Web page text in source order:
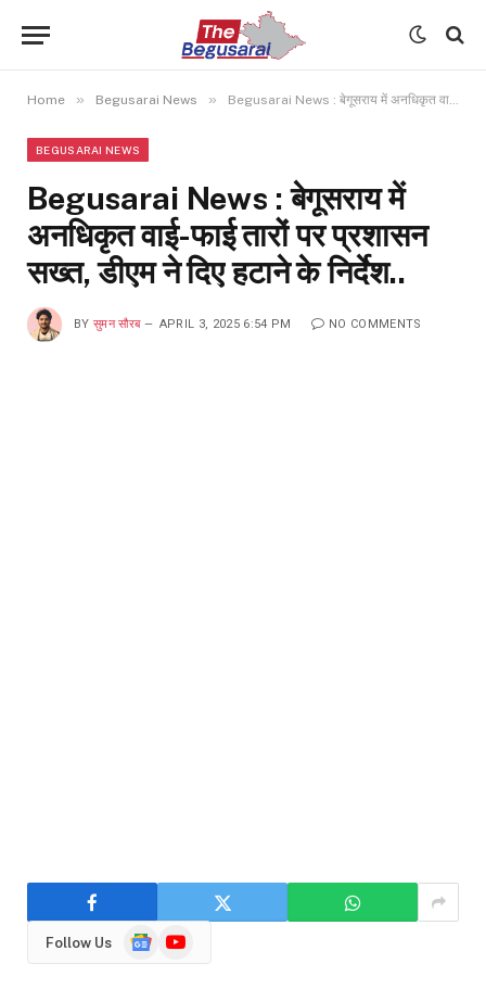
Home » Begusarai News » Begusarai News : बेगूसराय में अनधिकृत वाई-फाई तारों पर प्रशासन सख्त, डीएम ने दिए हटाने के निर्देश..
BEGUSARAI NEWS
Begusarai News : बेगूसराय में
अनधिकृत वाई-फाई तारों पर प्रशासन
सख्त, डीएम ने दिए हटाने के निर्देश..
BY सुमन सौरब APRIL 3, 2025 6:54 PM NO COMMENTS
Follow Us
GoogleYouTube